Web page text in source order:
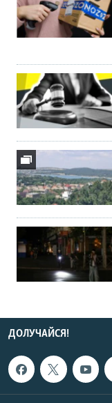
ДОЛУЧАЙСЯ!